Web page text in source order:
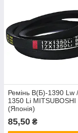
Ремінь В(Б)-1390 Lw /
1350 Li MITSUBOSHI
(Японія)
85,50 ₴